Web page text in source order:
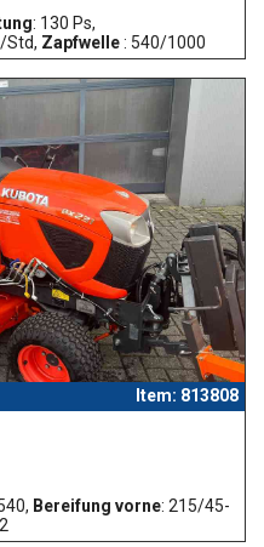
: 130 Ps,
Std, Zapfwelle: 540/1000
Item: 813808
Bereifung vorne: 215/45-